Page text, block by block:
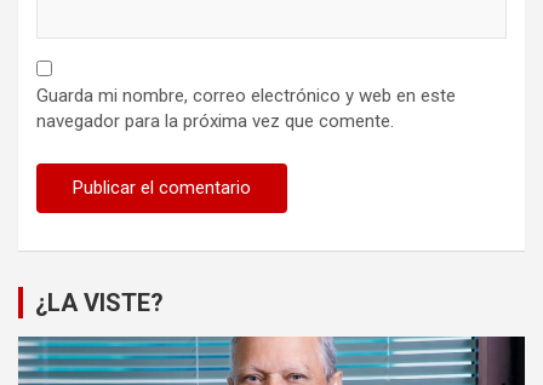
Guarda mi nombre, correo electrónico y web en este
navegador para la próxima vez que comente.
¿LA VISTE?